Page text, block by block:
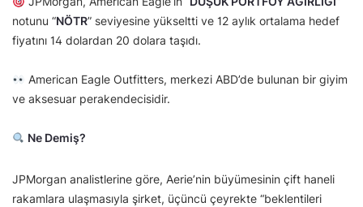
notunu “NÖTR” seviyesine yükseltti ve 12 aylık ortalama hedef
fiyatını 14 dolardan 20 dolara taşıdı.
American Eagle Outfitters, merkezi ABD’de bulunan bir giyim
ve aksesuar perakendecisidir.
Ne Demiş?
JPMorgan analistlerine göre, Aerie’nin büyümesinin çift haneli
rakamlara ulaşmasıyla şirket, üçüncü çeyrekte “beklentileri